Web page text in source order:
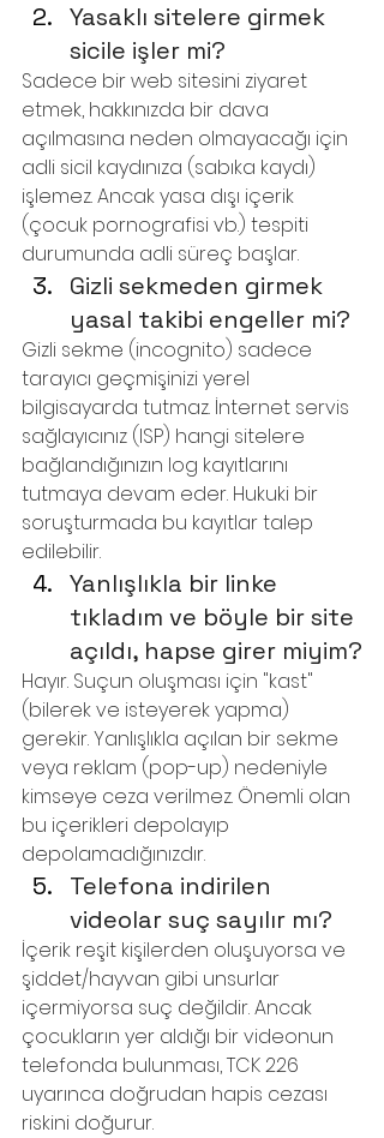
Yasaklı sitelere girmek
sicile işler mi?
Sadece bir web sitesini ziyaret
etmek, hakkınızda bir dava
açılmasına neden olmayacağı için
adli sicil kaydınıza (sabıka kaydı)
işlemez. Ancak yasa dışı içerik
(çocuk pornografisi vb.) tespiti
durumunda adli süreç başlar.
Gizli sekmeden girmek
yasal takibi engeller mi?
Gizli sekme (incognito) sadece
tarayıcı geçmişinizi yerel
bilgisayarda tutmaz. İnternet servis
sağlayıcınız (ISP) hangi sitelere
bağlandığınızın log kayıtlarını
tutmaya devam eder. Hukuki bir
soruşturmada bu kayıtlar talep
edilebilir.
Yanlışlıkla bir linke
tıkladım ve böyle bir site
açıldı, hapse girer miyim?
Hayır. Suçun oluşması için "kast"
(bilerek ve isteyerek yapma)
gerekir. Yanlışlıkla açılan bir sekme
veya reklam (pop-up) nedeniyle
kimseye ceza verilmez. Önemli olan
bu içerikleri depolayıp
depolamadığınızdır.
Telefona indirilen
videolar suç sayılır mı?
İçerik reşit kişilerden oluşuyorsa ve
şiddet/hayvan gibi unsurlar
içermiyorsa suç değildir. Ancak
çocukların yer aldığı bir videonun
telefonda bulunması, TCK 226
uyarınca doğrudan hapis cezası
riskini doğurur.